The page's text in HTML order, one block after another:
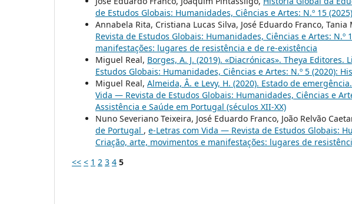
de Estudos Globais: Humanidades, Ciências e Artes: N.º 15
Annabela Rita, Cristiana Lucas Silva, José Eduardo Franco,
Revista de Estudos Globais: Humanidades, Ciências e Artes: N.º
manifestações: lugares de resistência e de re-existência
Miguel Real, Borges, A. J. (2019). «Diacrónicas». Theya Editores.
Estudos Globais: Humanidades, Ciências e Artes: N.º 5 (2020):
Miguel Real, Almeida, Â. e Levy, H. (2020). Estado de
Vida — Revista de Estudos Globais: Humanidades, Ciências e
Assistência e Saúde em Portugal (séculos XII-XX)
Nuno Severiano Teixeira, José Eduardo Franco, João Relvão
de Portugal , e-Letras com Vida — Revista de Estudos Globais:
Criação, arte, movimentos e manifestações: lugares de
<< < 1 2 3 4 5